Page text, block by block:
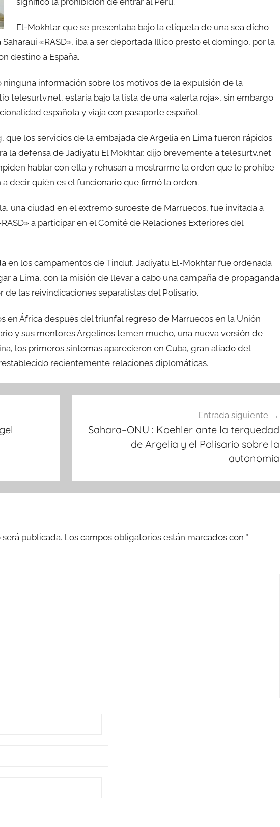
El-Mokhtar que se presentaba bajo la etiqueta de una sea dicho
«RASD», iba a ser deportada Illico presto el domingo, por la
destino a España.
información sobre los motivos de la expulsión de la
telesurtv.net, estaria bajo la lista de una «alerta roja», sin embargo
española y viaja con pasaporte español.
que los servicios de la embajada de Argelia en Lima fueron rápidos
la defensa de Jadiyatu El Mokhtar, dijo brevemente a telesurtv.net
hablar con ella y rehusan a mostrarme la orden que le prohíbe
decir quién es el funcionario que firmó la orden.
una ciudad en el extremo suroeste de Marruecos, fue invitada a
a participar en el Comité de Relaciones Exteriores del
en los campamentos de Tinduf, Jadiyatu El-Mokhtar fue ordenada
a Lima, con la misión de llevar a cabo una campaña de propaganda
las reivindicaciones separatistas del Polisario.
en África después del triunfal regreso de Marruecos en la Unión
y sus mentores Argelinos temen mucho, una nueva versión de
los primeros síntomas aparecieron en Cuba, gran aliado del
recientemente relaciones diplomáticas.
Entrada siguiente
Sahara–ONU : Koehler ante la terquedad
de Argelia y el Polisario sobre la
autonomía
publicada. Los campos obligatorios están marcados con *